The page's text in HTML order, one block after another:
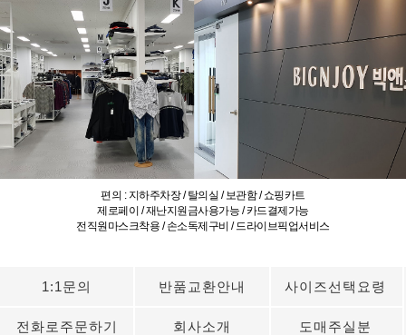
편의 : 지하주차장 / 탈의실 / 보관함 / 쇼핑카트
제로페이 / 재난지원금사용가능 / 카드결제가능
전직원마스크착용 / 손소독제구비 / 드라이브픽업서비스
1:1문의 반품교환안내 사이즈선택요령
전화로주문하기 회사소개 도매주실분